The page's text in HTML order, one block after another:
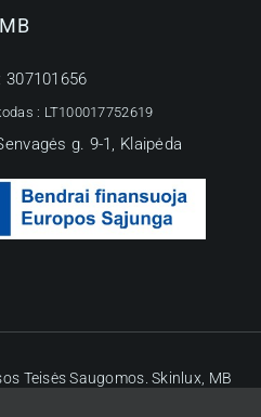
307101656
: LT100017752619
g. 9-1, Klaipėda
Teisės Saugomos. Skinlux, MB